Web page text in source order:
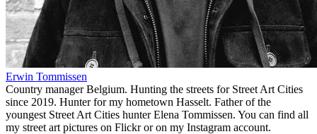
Erwin Tommissen
Country manager Belgium. Hunting the streets for Street Art Cities
since 2019. Hunter for my hometown Hasselt. Father of the
youngest Street Art Cities hunter Elena Tommissen. You can find all
my street art pictures on Flickr or on my Instagram account.